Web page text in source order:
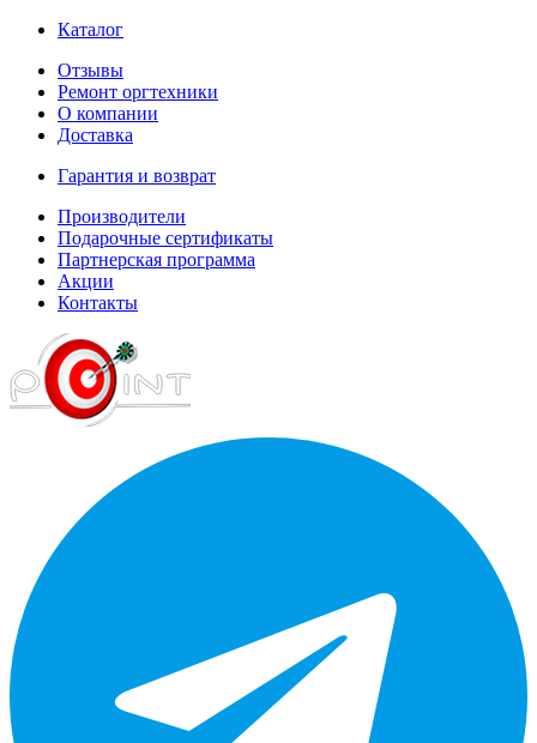
Каталог
Отзывы
Ремонт оргтехники
О компании
Доставка
Гарантия и возврат
Производители
Подарочные сертификаты
Партнерская программа
Акции
Контакты